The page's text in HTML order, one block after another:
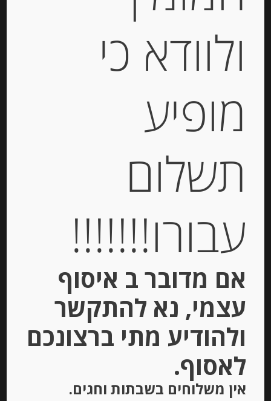
ערמונים שלמים בסירופ 420 גרם
74.00
מחיר ל 100 גרם: 17.62 ש"ח
יחידות
הוספה לסל
Out of
קוקו נוגט עם שוקולד 300 גר
ולוודא כי
מופיע
תשלום
עבורו!!!!!!!
אם מדובר ב איסוף
עצמי, נא להתקשר
ולהודיע מתי ברצונכם
לאסוף.
אין משלוחים בשבתות וחגים.